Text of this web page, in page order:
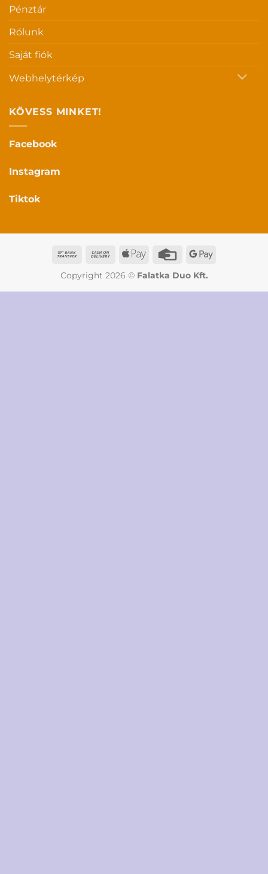
Pénztár
Rólunk
Saját fiók
Webhelytérkép
KÖVESS MINKET!
Facebook
Instagram
Tiktok
Bank
Cash
Delivery
Apple
Credit
Google
Copyright 2026 © Falatka Duo Kft.